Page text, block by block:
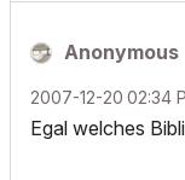
Anonymous
‎2007-12-20 02:34
Egal welches